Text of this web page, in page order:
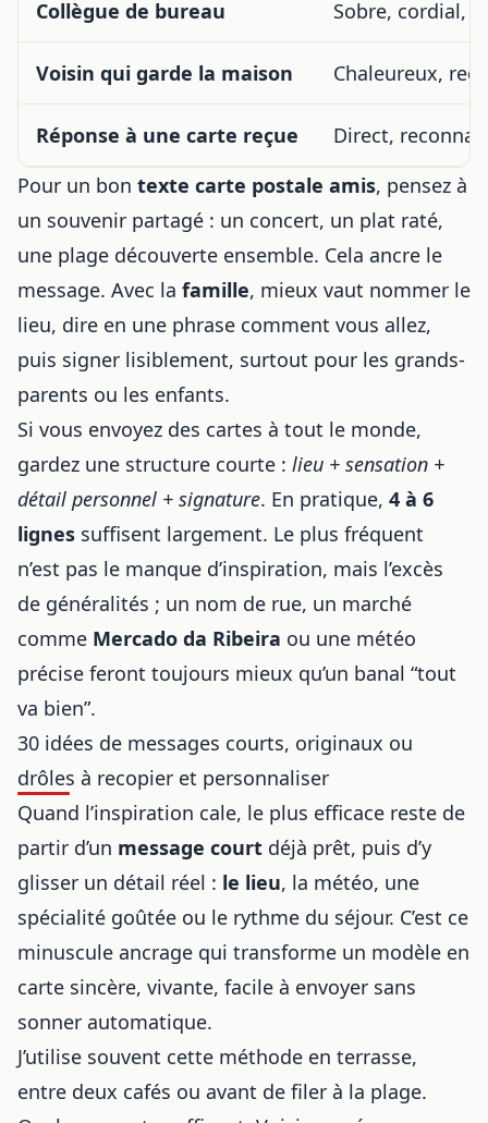
Collègue de bureau Sobre, cordial,
Voisin qui garde la maison Chaleureux,
Réponse à une carte reçue
Direct,
Pour un bon texte carte postale amis, pensez à
un souvenir partagé : un concert, un plat raté,
une plage découverte ensemble. Cela ancre le
message. Avec la famille, mieux vaut nommer le
lieu, dire en une phrase comment vous allez,
puis signer lisiblement, surtout pour les grands-
parents ou les enfants.
Si vous envoyez des cartes à tout le monde,
gardez une structure courte : lieu + sensation +
détail personnel + signature. En pratique, 4 à 6
lignes suffisent largement. Le plus fréquent
n’est pas le manque d’inspiration, mais l’excès
de généralités ; un nom de rue, un marché
comme Mercado da Ribeira ou une météo
précise feront toujours mieux qu’un banal “tout
va bien”.
30 idées de messages courts, originaux ou
drôles à recopier et personnaliser
Quand l’inspiration cale, le plus efficace reste de
partir d’un message court déjà prêt, puis d’y
glisser un détail réel : le lieu, la météo, une
spécialité goûtée ou le rythme du séjour. C’est ce
minuscule ancrage qui transforme un modèle en
carte sincère, vivante, facile à envoyer sans
sonner automatique.
J’utilise souvent cette méthode en terrasse,
entre deux cafés ou avant de filer à la plage.